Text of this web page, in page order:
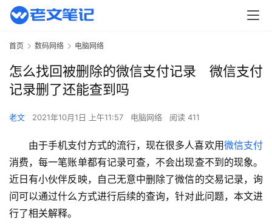
首页 数码网络 电脑网络
怎么找回被删除的微信支付记录 微信支付
记录删了还能查到吗
老文 2021年10月1日 上午11:57 电脑网络 阅读 411
由于手机支付方式的流行，现在很多人喜欢用微信支付
消费，每一笔账单都有记录可查，不会出现查不到的现象。
近日有小伙伴反映，自己无意中删除了微信的交易记录，询
问可以通过什么方式进行后续的查询，针对此问题，本文进
行了相关解释。